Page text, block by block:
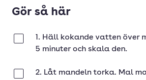
Gör så här
1. Häll kokande vatten över
5 minuter och skala den.
2. Låt mandeln torka. Mal